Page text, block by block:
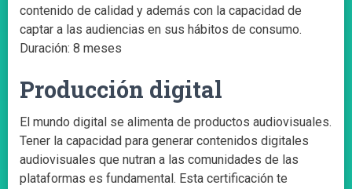
contenido de calidad y además con la capacidad de
captar a las audiencias en sus hábitos de consumo.
Duración: 8 meses
Producción digital
El mundo digital se alimenta de productos audiovisuales.
Tener la capacidad para generar contenidos digitales
audiovisuales que nutran a las comunidades de las
plataformas es fundamental. Esta certificación te